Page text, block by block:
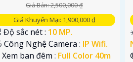
Giá Bán: 2,500,000 ₫
Giá Khuyến Mại: 1,900,000 ₫
Độ sắc nét : 10 MP.
Nghệ Camera : IP Wifi.
ban đêm : Full Color 40m